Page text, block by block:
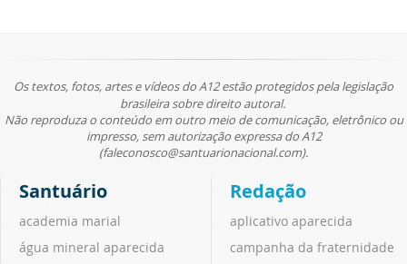
Os textos, fotos, artes e vídeos do A12 estão protegidos pela legislação
brasileira sobre direito autoral.
Não reproduza o conteúdo em outro meio de comunicação, eletrônico ou
impresso, sem autorização expressa do A12
(faleconosco@santuarionacional.com).
Santuário
academia marial
água mineral aparecida
Redação
aplicativo aparecida
campanha da fraternidade